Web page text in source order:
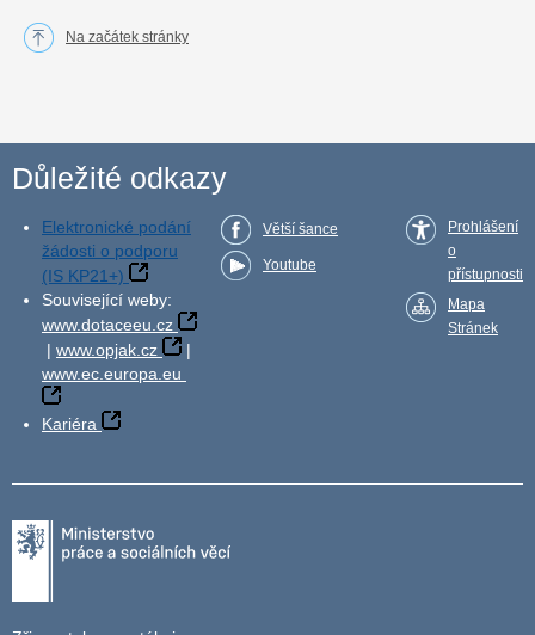
Na začátek stránky
Důležité odkazy
Elektronické podání
žádosti o podporu
(IS KP21+)
Související weby:
www.dotaceeu.cz
| www.opjak.cz
|
www.ec.europa.eu
Kariéra
Větší šance
Youtube
Prohlášení
o
přístupnosti
Mapa
Stránek